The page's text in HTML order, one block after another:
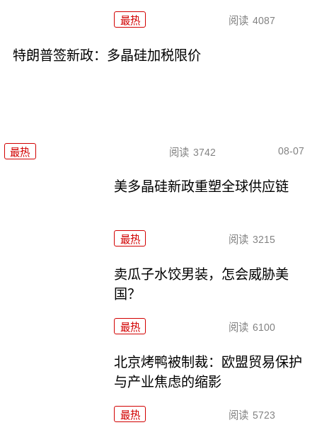
最热 阅读 4087
特朗普签新政：多晶硅加税限价
最热 阅读 3742 08-07
美多晶硅新政重塑全球供应链
最热 阅读 3215
卖瓜子水饺男装，怎会威胁美
国？
最热 阅读 6100
北京烤鸭被制裁：欧盟贸易保护
与产业焦虑的缩影
最热 阅读 5723